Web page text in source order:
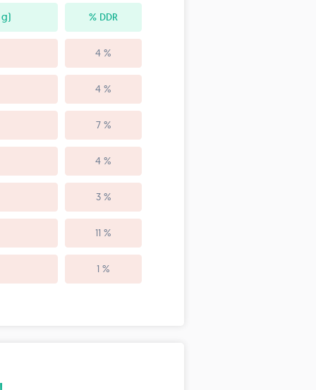
% DDR
4 %
4 %
7 %
4 %
3 %
11 %
1 %